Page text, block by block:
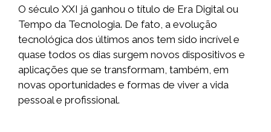
O século XXI já ganhou o título de Era Digital ou
Tempo da Tecnologia. De fato, a evolução
tecnológica dos últimos anos tem sido incrível e
quase todos os dias surgem novos dispositivos e
aplicações que se transformam, também, em
novas oportunidades e formas de viver a vida
pessoal e profissional.